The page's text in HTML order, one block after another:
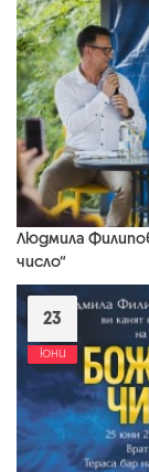
Людмила
число“
23
юни